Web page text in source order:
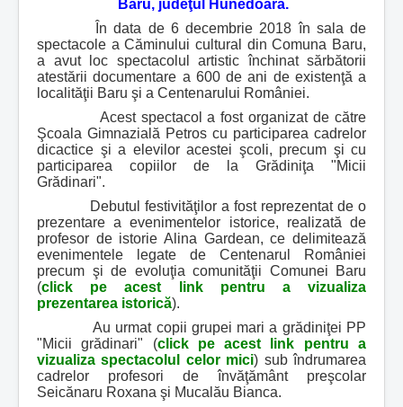
Baru, judeţul Hunedoara.
În data de 6 decembrie 2018 în sala de
spectacole a Căminului cultural din Comuna Baru,
a avut loc spectacolul artistic închinat sărbătorii
atestării documentare a 600 de ani de existenţă a
localităţii Baru şi a Centenarului României.
Acest spectacol a fost organizat de către
Şcoala Gimnazială Petros cu participarea cadrelor
dicactice şi a elevilor acestei şcoli, precum şi cu
participarea copiilor de la Grădiniţa "Micii
Grădinari".
Debutul festivităţilor a fost reprezentat de o
prezentare a evenimentelor istorice, realizată de
profesor de istorie Alina Gardean, ce delimitează
evenimentele legate de Centenarul României
precum şi de evoluţia comunităţii Comunei Baru
(click pe acest link pentru a vizualiza
prezentarea istorică).
Au urmat copii grupei mari a grădiniţei PP
"Micii grădinari" (click pe acest link pentru a
vizualiza spectacolul celor mici) sub îndrumarea
cadrelor profesori de învăţământ preşcolar
Seicănaru Roxana şi Mucalău Bianca.